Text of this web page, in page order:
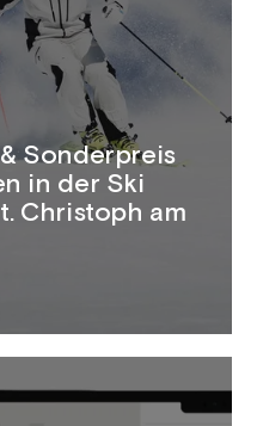
Sonderpreis
in der Ski
Christoph am